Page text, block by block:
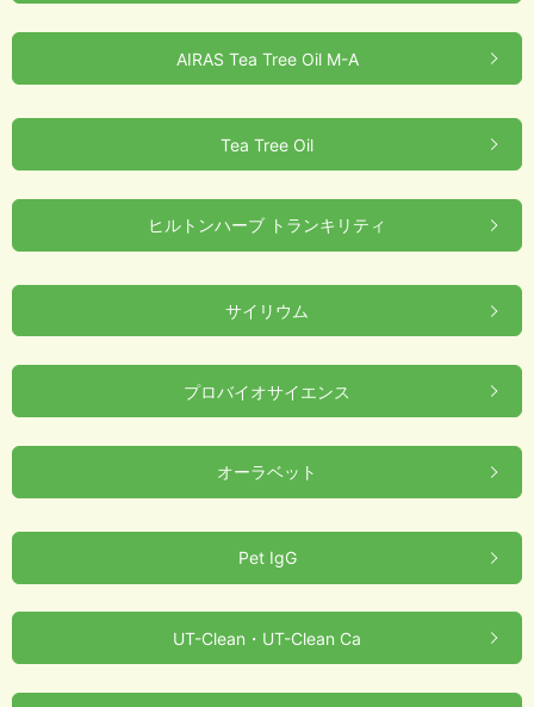
AIRAS Tea Tree Oil M-A
Tea Tree Oil
ヒルトンハーブ トランキリティ
サイリウム
プロバイオサイエンス
オーラベット
Pet IgG
UT-Clean・UT-Clean Ca